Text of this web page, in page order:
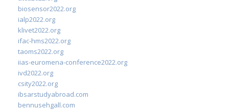
biosensor2022.org
ialp2022.org
klivet2022.org
ifac-hms2022.org
taoms2022.org
iias-euromena-conference2022.org
ivd2022.org
csity2022.org
ibsarstudyabroad.com
bennusehgall.com